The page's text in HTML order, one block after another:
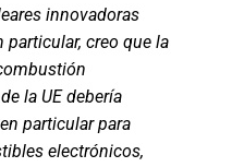
innovadoras
creo que la
la UE debería
particular para
electrónicos,